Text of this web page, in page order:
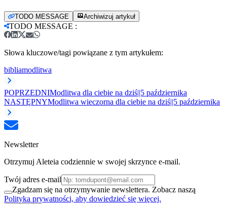
TODO MESSAGE Archiwizuj artykuł
TODO MESSAGE :
Słowa kluczowe/tagi powiązane z tym artykułem:
bibliamodlitwa
POPRZEDNIModlitwa dla ciebie na dziś||5 października
NASTĘPNYModlitwa wieczorna dla ciebie na dziś||5 października
Newsletter
Otrzymuj Aleteia codziennie w swojej skrzynce e-mail.
Twój adres e-mail
Zgadzam się na otrzymywanie newslettera. Zobacz naszą
Polityka prywatności, aby dowiedzieć się więcej.